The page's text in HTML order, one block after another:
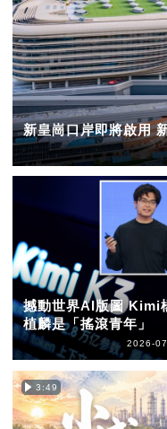
新皇崗口岸即將啟用
撼動世界AI版圖 Kimi
植麟是「搖滾青年」
2026-
3:49